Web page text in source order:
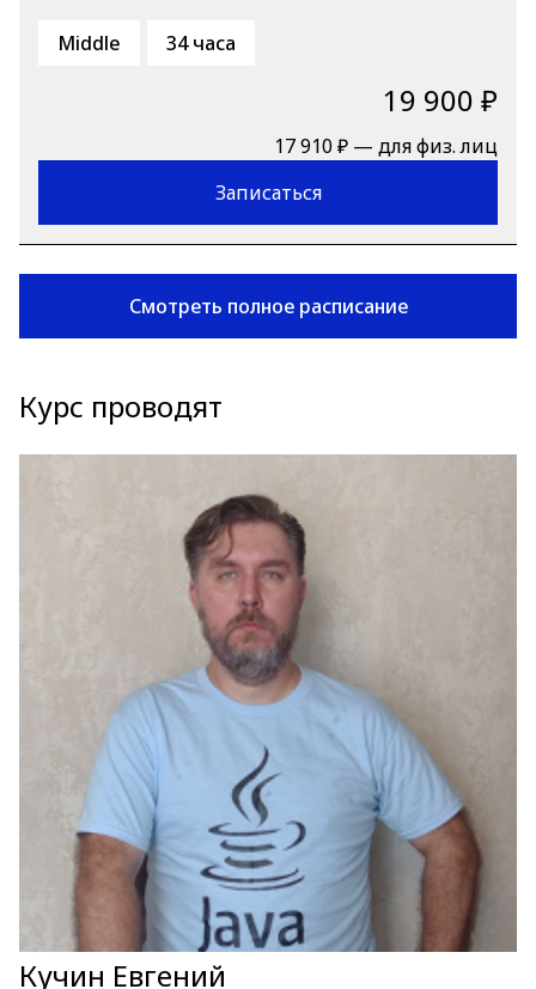
Middle 34 часа
19 900 ₽
17 910 ₽ — для физ. лиц
Записаться
Смотреть полное расписание
Курс проводят
Кучин Евгений